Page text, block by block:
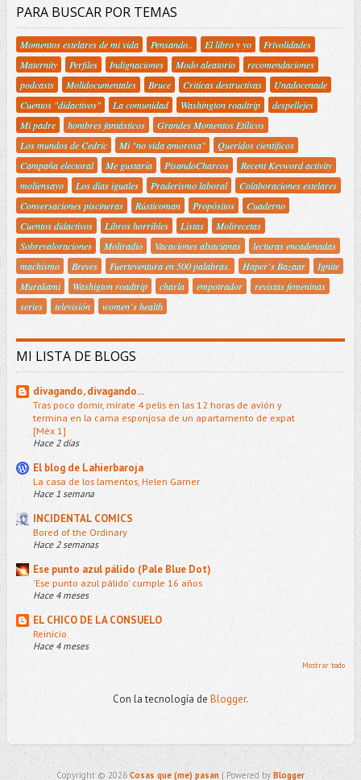
PARA BUSCAR POR TEMAS
Momentos estelares de mi vida Pensando.. El libro y yo
Frivolidades
Maternity
Perfiles Indignaciones Modo aleatorio
recomendaciones
podcasts
Molidocumentales Bruce Criticas destructivas
Unadocenade
Cuentos "didactivos"
La comunidad Washington roadtrip
despellejes
Mi padre
hombres fantásticos
Grandes Momentos Etílicos
Los mundos de Cedric
Mi "no vida amorosa"
Queridos científicos
Campaña electoral
Me gustaría PisandoCharcos
Recent Keyword activity
moliensayo
Los días iguales Praderismo laboral
Colaboraciones estelares
Conversaciones piscineras
Rústicoman Propósitos
Cuaderno
Cuentos didactivos
Libros horribles Listas
Molirecetas
Sobrevaloraciones
Moliradio Vacaciones alsacianas
lecturas encadenadas
machismo
Breves Fuerteventura en 500 palabras. Haper´s Bazaar
Ignite
Murakami
Washigton roadtrip charla empotrador
revistas femeninas
series
televisión women´s health
MI LISTA DE BLOGS
divagando, divagando...
Tras poco domir, mírate 4 pelis en las 12 horas de avión y
termina en la cama esponjosa de un apartamento de expat
[Méx 1]
Hace 2 días
El blog de Lahierbaroja
La casa de los lamentos, Helen Garner
Hace 1 semana
INCIDENTAL COMICS
Bored of the Ordinary
Hace 2 semanas
Ese punto azul pálido (Pale Blue Dot)
'Ese punto azul pálido' cumple 16 años
Hace 4 meses
EL CHICO DE LA CONSUELO
Reinicio
Hace 4 meses
Mostrar todo
Con la tecnología de Blogger.
Copyright © 2026Cosas que (me) pasan | Powered byBlogger